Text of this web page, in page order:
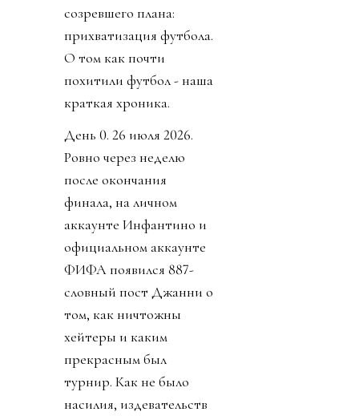
созревшего плана:
прихватизация футбола.
О том как почти
похитили футбол - наша
краткая хроника.
День 0. 26 июля 2026.
Ровно через неделю
после окончания
финала, на личном
аккаунте Инфантино и
официальном аккаунте
ФИФА появился 887-
словный пост Джанни о
том, как ничтожны
хейтеры и каким
прекрасным был
турнир. Как не было
насилия, издевательств